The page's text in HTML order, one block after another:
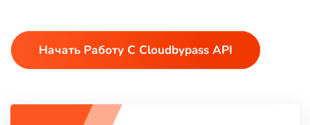
Начать Работу С Cloudbypass API